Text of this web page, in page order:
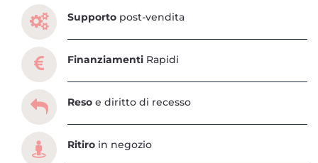
Supporto post-vendita
Finanziamenti Rapidi
Reso e diritto di recesso
Ritiro in negozio